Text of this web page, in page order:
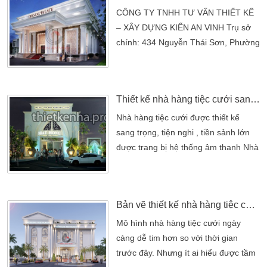
tố điều tạo nên ấn tượng trong họ:
Phong cách thái độ phục vụ của nhà
hàng, Kiến trúc không gian thiết kế
CÔNG TY TNHH TƯ VẤN THIẾT KẾ
– XÂY DỰNG KIẾN AN VINH Trụ sở
chính: 434 Nguyễn Thái Sơn, Phường
(08)3715 6379 (08) 6277 0999 –
Fax: (08) 3715 2415 Email:
kienanvinh2012@gmail.com Website:
https://kienanvinh.vn/ Hotline: 0973
Thiết kế nhà hàng tiệc cưới sang trọng nhất
Nhà hàng tiệc cưới được thiết kế
sang trọng, tiện nghi , tiền sảnh lớn
được trang bị hệ thống âm thanh Nhà
hiện đại thoáng mát nhiều phong
cảnh đẹp thích hợp cho việc chụp
hình quay phim lưu niệm, bãi xe rộng
rãi, an toàn. Dịch vụ trang trí tiệc […]
Bản vẽ thiết kế nhà hàng tiệc cưới – mẫu nhà hàng đẹp tại Bình Thạnh
Mô hình nhà hàng tiệc cưới ngày
càng dễ tim hơn so với thời gian
trước đây. Nhưng ít ai hiểu được tầm